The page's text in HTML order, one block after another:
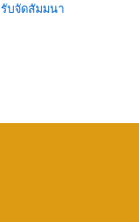
รับจัดสัมมนา